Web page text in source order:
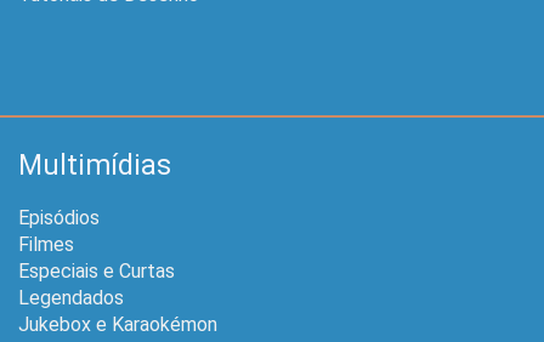
Multimídias
Episódios
Filmes
Especiais e Curtas
Legendados
Jukebox e Karaokémon